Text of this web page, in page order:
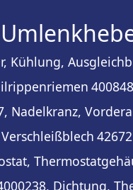
Kühlung,
Nadelkranz,
Dichtung,